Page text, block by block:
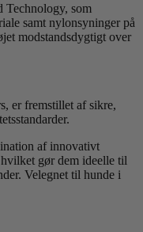
Technology, som
samt nylonsyninger på
modstandsdygtigt over
er fremstillet af sikre,
af innovativt
gør dem ideelle til
Velegnet til hunde i